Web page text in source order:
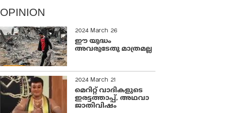
OPINION
2024 March 26
ഈ യുദ്ധം
അവരുടേതു മാത്രമല്ല
2024 March 21
മെറിറ്റ് വാദികളുടെ
ഇരട്ടത്താപ്പ്, അഥവാ
ജാതിവിഷം